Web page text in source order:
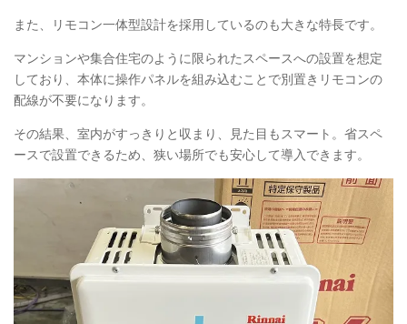
また、リモコン一体型設計を採用しているのも大きな特長です。
マンションや集合住宅のように限られたスペースへの設置を想定
しており、本体に操作パネルを組み込むことで別置きリモコンの
配線が不要になります。
その結果、室内がすっきりと収まり、見た目もスマート。省スペ
ースで設置できるため、狭い場所でも安心して導入できます。